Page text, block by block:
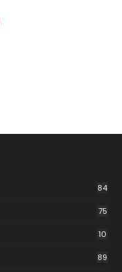
84
75
10
89